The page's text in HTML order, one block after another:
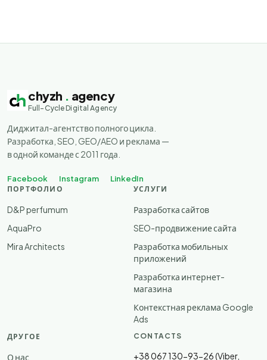
chyzh . agency
Full-Cycle Digital Agency
Диджитал-агентство полного цикла.
Разработка, SEO, GEO/AEO и реклама —
в одной команде с 2011 года.
Facebook Instagram LinkedIn
ПОРТФОЛИО
D&P perfumum
AquaPro
Mira Architects
УСЛУГИ
Разработка сайтов
SEO-продвижение сайта
Разработка мобильных
приложений
Разработка интернет-
магазина
Контекстная реклама Google
Ads
ДРУГОЕ
О нас
CONTACTS
+38 067 130-93-26 (Viber,